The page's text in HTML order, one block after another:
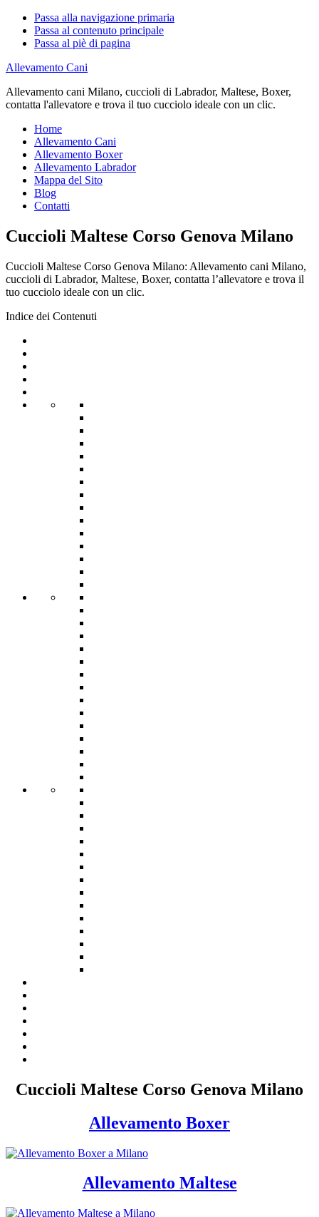
Passa alla navigazione primaria
Passa al contenuto principale
Passa al piè di pagina
Allevamento Cani
Allevamento cani Milano, cuccioli di Labrador, Maltese, Boxer,
contatta l'allevatore e trova il tuo cucciolo ideale con un clic.
Home
Allevamento Cani
Allevamento Boxer
Allevamento Labrador
Mappa del Sito
Blog
Contatti
Cuccioli Maltese Corso Genova Milano
Cuccioli Maltese Corso Genova Milano: Allevamento cani Milano,
cuccioli di Labrador, Maltese, Boxer, contatta l’allevatore e trova il
tuo cucciolo ideale con un clic.
Indice dei Contenuti
Cuccioli Maltese Corso Genova Milano
Allevamento Boxer
Allevamento Maltese